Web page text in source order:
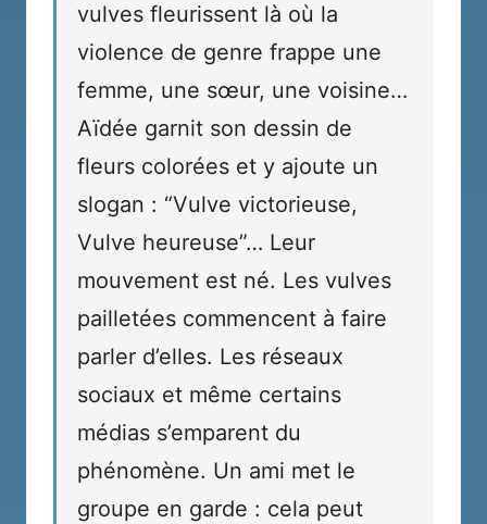
vulves fleurissent là où la
violence de genre frappe une
femme, une sœur, une voisine…
Aïdée garnit son dessin de
fleurs colorées et y ajoute un
slogan : “Vulve victorieuse,
Vulve heureuse”… Leur
mouvement est né. Les vulves
pailletées commencent à faire
parler d’elles. Les réseaux
sociaux et même certains
médias s’emparent du
phénomène. Un ami met le
groupe en garde : cela peut